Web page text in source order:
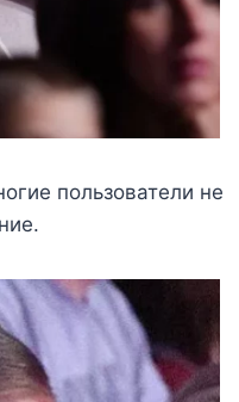
пользователи не